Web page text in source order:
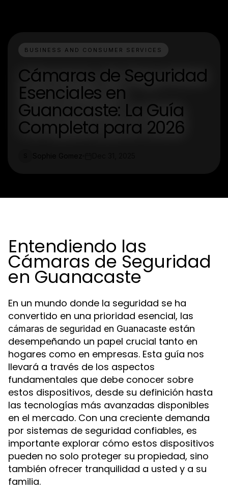
BUSINESS AND CONSUMER SERVICES
Cámaras de Seguridad
Esenciales en
Guanacaste: La Guía
Completa para 2026
Entendiendo las
Cámaras de Seguridad
en Guanacaste
En un mundo donde la seguridad se ha
convertido en una prioridad esencial, las
cámaras de seguridad en Guanacaste están
desempeñando un papel crucial tanto en
hogares como en empresas. Esta guía nos
llevará a través de los aspectos
fundamentales que debe conocer sobre
estos dispositivos, desde su definición hasta
las tecnologías más avanzadas disponibles
en el mercado. Con una creciente demanda
por sistemas de seguridad confiables, es
importante explorar cómo estos dispositivos
pueden no solo proteger su propiedad, sino
también ofrecer tranquilidad a usted y a su
familia.